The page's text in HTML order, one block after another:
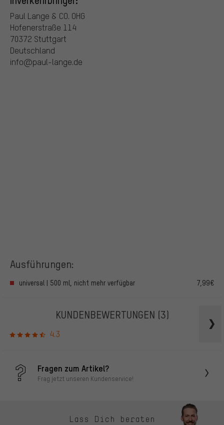
Paul Lange & CO. OHG
Hofenerstraße 114
70372 Stuttgart
Deutschland
info@paul-lange.de
Ausführungen:
universal | 500 ml, nicht mehr verfügbar 7,99€
KUNDENBEWERTUNGEN (3)
4.3
Fragen zum Artikel?
Frag jetzt unseren Kundenservice!
Lass Dich beraten